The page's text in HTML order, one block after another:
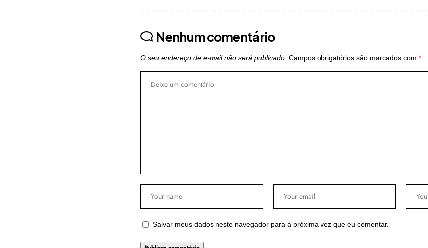
Nenhum comentário
O seu endereço de e-mail não será publicado. Campos obrigatórios são marcados com *
Salvar meus dados neste navegador para a próxima vez que eu comentar.